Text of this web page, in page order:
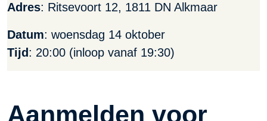
Adres: Ritsevoort 12, 1811 DN Alkmaar
Datum: woensdag 14 oktober
Tijd: 20:00 (inloop vanaf 19:30)
Aanmelden voor